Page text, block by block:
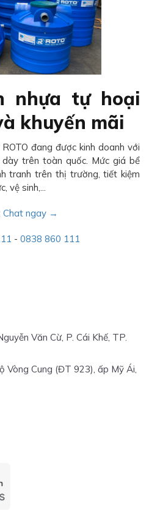
nhựa tự hoại
khuyến mãi
đang được kinh doanh với
trên toàn quốc. Mức giá bể
tranh trên thị trường, tiết kiệm
vệ sinh,...
Chat ngay →
- 0838 860 111
Văn Cừ, P. Cái Khế, TP.
Vòng Cung (ĐT 923), ấp Mỹ Ái,